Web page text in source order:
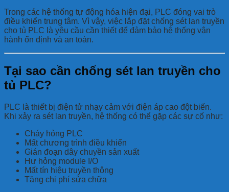
Trong các hệ thống tự động hóa hiện đại, PLC đóng vai trò
điều khiển trung tâm. Vì vậy, việc lắp đặt chống sét lan truyền
cho tủ PLC là yêu cầu cần thiết để đảm bảo hệ thống vận
hành ổn định và an toàn.
Tại sao cần chống sét lan truyền cho
tủ PLC?
PLC là thiết bị điện tử nhạy cảm với điện áp cao đột biến.
Khi xảy ra sét lan truyền, hệ thống có thể gặp các sự cố như:
Cháy hỏng PLC
Mất chương trình điều khiển
Gián đoạn dây chuyền sản xuất
Hư hỏng module I/O
Mất tín hiệu truyền thông
Tăng chi phí sửa chữa